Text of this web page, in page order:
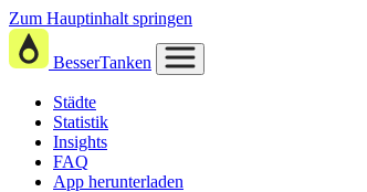
Zum Hauptinhalt springen
BesserTanken
Städte
Statistik
Insights
FAQ
App herunterladen